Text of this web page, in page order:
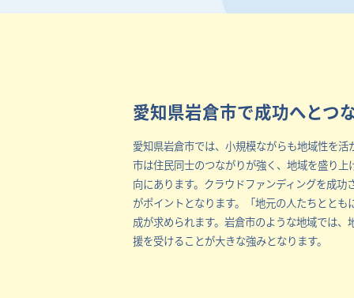
愛知県岩倉市で成功へとつ
愛知県岩倉市では、小規模ながらも地域性を
市は住民同士のつながりが強く、地域を盛り
向にあります。クラウドファンディングを成
がポイントとなります。「地元の人たちとと
成が求められます。岩倉市のような地域では
援を受けることが大きな強みとなります。